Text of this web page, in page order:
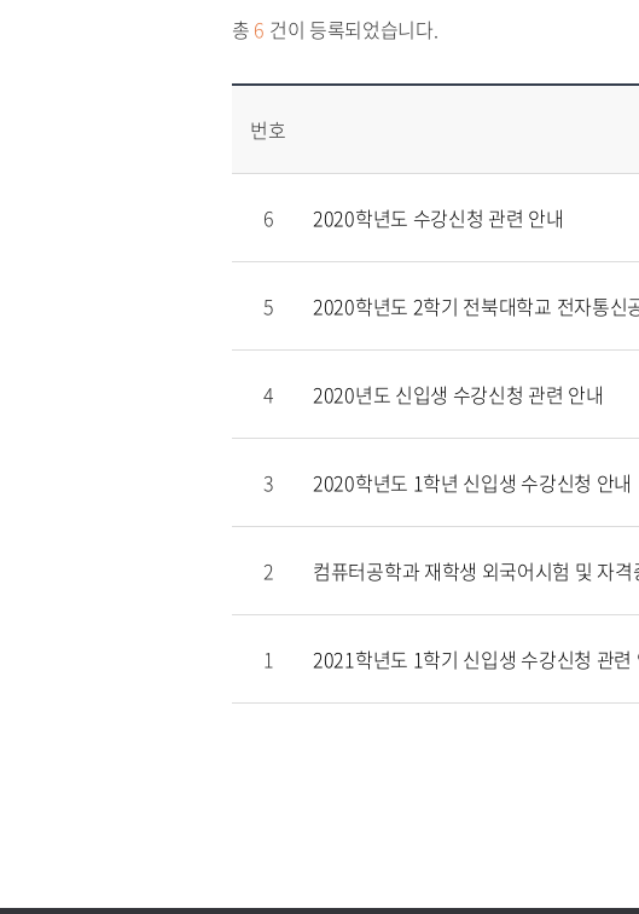
총 6 건이 등록되었습니다.
번호
6 2020학년도 수강신청 관련 안내
5 2020학년도 2학기 전북대학교 전자통신
4 2020년도 신입생 수강신청 관련 안내
3 2020학년도 1학년 신입생 수강신청 안내
2 컴퓨터공학과 재학생 외국어시험 및 자
1 2021학년도 1학기 신입생 수강신청 관련